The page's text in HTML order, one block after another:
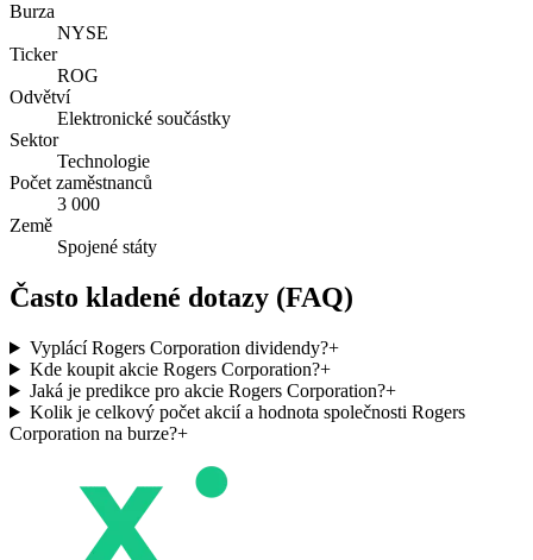
Burza
NYSE
Ticker
ROG
Odvětví
Elektronické součástky
Sektor
Technologie
Počet zaměstnanců
3 000
Země
Spojené státy
Často kladené dotazy (FAQ)
Vyplácí Rogers Corporation dividendy?+
Kde koupit akcie Rogers Corporation?+
Jaká je predikce pro akcie Rogers Corporation?+
Kolik je celkový počet akcií a hodnota společnosti Rogers
Corporation na burze?+